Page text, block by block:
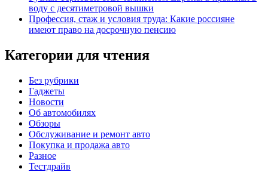
воду с десятиметровой вышки
Профессия, стаж и условия труда: Какие россияне
имеют право на досрочную пенсию
Категории для чтения
Без рубрики
Гаджеты
Новости
Об автомобилях
Обзоры
Обслуживание и ремонт авто
Покупка и продажа авто
Разное
Тестдрайв